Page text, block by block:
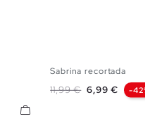
Sabrina recortada
Preço normal
11,99 € Preço
6,99 € -42%